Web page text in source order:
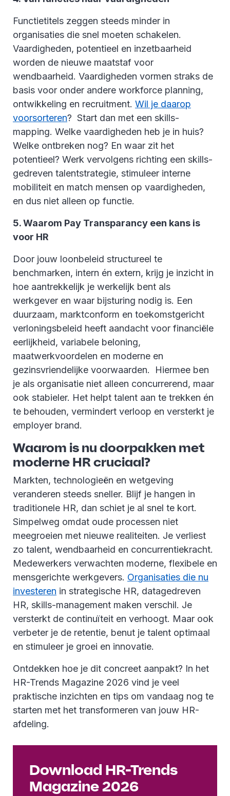
Functietitels zeggen steeds minder in
organisaties die snel moeten schakelen.
Vaardigheden, potentieel en inzetbaarheid
worden de nieuwe maatstaf voor
wendbaarheid. Vaardigheden vormen straks de
basis voor onder andere workforce planning,
ontwikkeling en recruitment. Wil je daarop
voorsorteren? Start dan met een skills-
mapping. Welke vaardigheden heb je in huis?
Welke ontbreken nog? En waar zit het
potentieel? Werk vervolgens richting een skills-
gedreven talentstrategie, stimuleer interne
mobiliteit en match mensen op vaardigheden,
en dus niet alleen op functie.
5. Waarom Pay Transparancy een kans is
voor HR
Door jouw loonbeleid structureel te
benchmarken, intern én extern, krijg je inzicht in
hoe aantrekkelijk je werkelijk bent als
werkgever en waar bijsturing nodig is. Een
duurzaam, marktconform en toekomstgericht
verloningsbeleid heeft aandacht voor financiële
eerlijkheid, variabele beloning,
maatwerkvoordelen en moderne en
gezinsvriendelijke voorwaarden. Hiermee ben
je als organisatie niet alleen concurrerend, maar
ook stabieler. Het helpt talent aan te trekken én
te behouden, vermindert verloop en versterkt je
employer brand.
Waarom is nu doorpakken met
moderne HR cruciaal?
Markten, technologieën en wetgeving
veranderen steeds sneller. Blijf je hangen in
traditionele HR, dan schiet je al snel te kort.
Simpelweg omdat oude processen niet
meegroeien met nieuwe realiteiten. Je verliest
zo talent, wendbaarheid en concurrentiekracht.
Medewerkers verwachten moderne, flexibele en
mensgerichte werkgevers. Organisaties die nu
investeren in strategische HR, datagedreven
HR, skills-management maken verschil. Je
versterkt de continuïteit en verhoogt. Maar ook
verbeter je de retentie, benut je talent optimaal
en stimuleer je groei en innovatie.
Ontdekken hoe je dit concreet aanpakt? In het
HR-Trends Magazine 2026 vind je veel
praktische inzichten en tips om vandaag nog te
starten met het transformeren van jouw HR-
afdeling.
Download HR-Trends
Magazine 2026